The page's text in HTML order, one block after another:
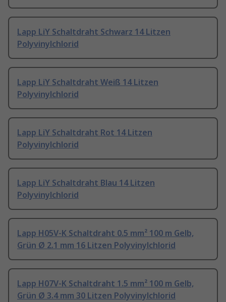
Lapp LiY Schaltdraht Schwarz 14 Litzen
Polyvinylchlorid
Lapp LiY Schaltdraht Weiß 14 Litzen
Polyvinylchlorid
Lapp LiY Schaltdraht Rot 14 Litzen
Polyvinylchlorid
Lapp LiY Schaltdraht Blau 14 Litzen
Polyvinylchlorid
Lapp H05V-K Schaltdraht 0.5 mm² 100 m Gelb,
Grün Ø 2.1 mm 16 Litzen Polyvinylchlorid
Lapp H07V-K Schaltdraht 1.5 mm² 100 m Gelb,
Grün Ø 3.4 mm 30 Litzen Polyvinylchlorid